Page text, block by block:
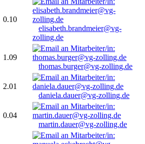
0.10
elisabeth.brandmeier@vg-
zolling.de
1.09
thomas.burger@vg-zolling.de
2.01
daniela.dauer@vg-zolling.de
0.04
martin.dauer@vg-zolling.de